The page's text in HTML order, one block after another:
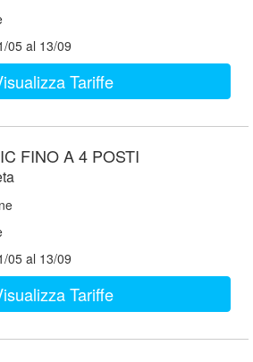
05 al 13/09
Tariffe
FINO A 4 POSTI
05 al 13/09
Tariffe